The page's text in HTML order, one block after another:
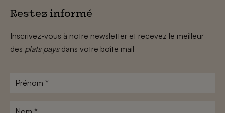
Restez informé
Inscrivez-vous à notre newsletter et recevez le meilleur
des plats paysdans votre boîte mail
Prénom
Nom